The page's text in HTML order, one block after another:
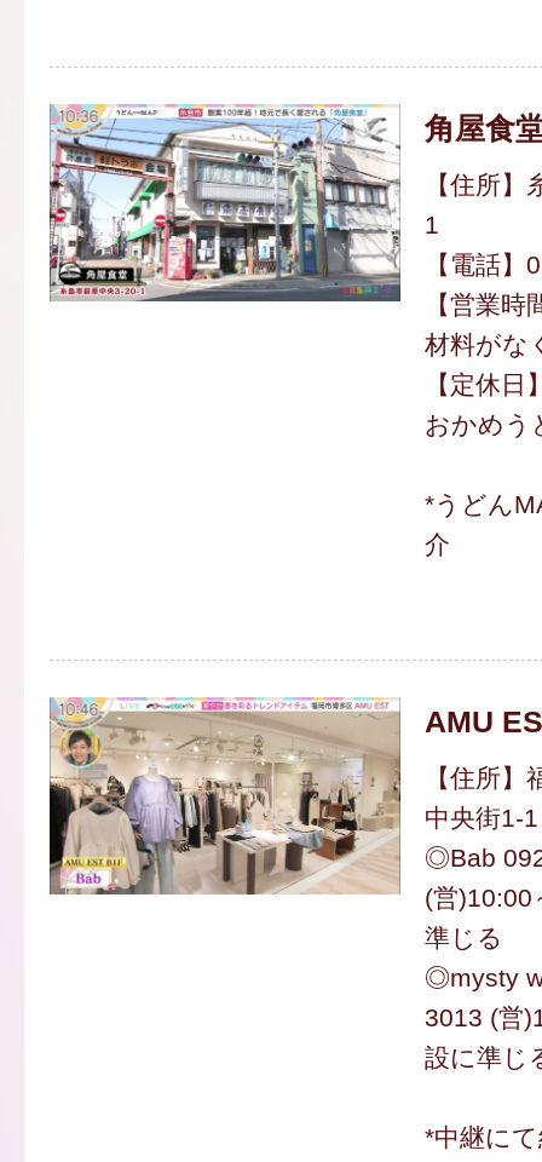
角屋食
【住所
1
【電話
【営業
材料がな
【定休日
おかめう
*うどん
介
AMU
【住所
中央街1-1
◎Bab
(営)10:00
準じる
◎mysty
3013 (営
設に準じ
*中継に